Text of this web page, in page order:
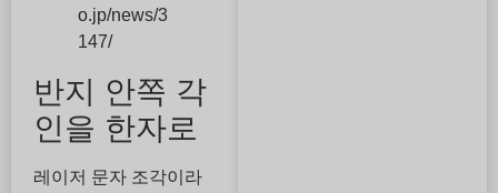
o.jp/news/3
147/
반지 안쪽 각
인을 한자로
레이저 문자 조각이라